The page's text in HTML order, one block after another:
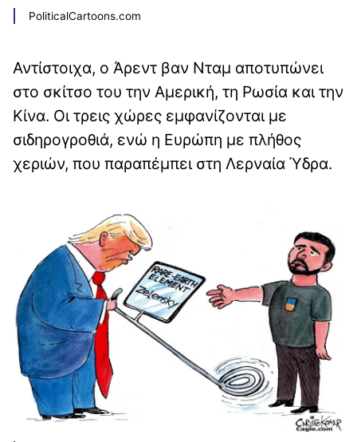
PoliticalCartoons.com
Αντίστοιχα, ο Άρεντ βαν Νταμ αποτυπώνει
στο σκίτσο του την Αμερική, τη Ρωσία και την
Κίνα. Οι τρεις χώρες εμφανίζονται με
σιδηρογροθιά, ενώ η Ευρώπη με πλήθος
χεριών, που παραπέμπει στη Λερναία Ύδρα.